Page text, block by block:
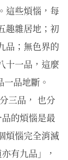
這些煩惱，每
趣雜居地；初
品；無色界的
十一品，這麼
品地斷。
三品， 也分
的煩惱是最
煩惱完全消滅
有九品」，